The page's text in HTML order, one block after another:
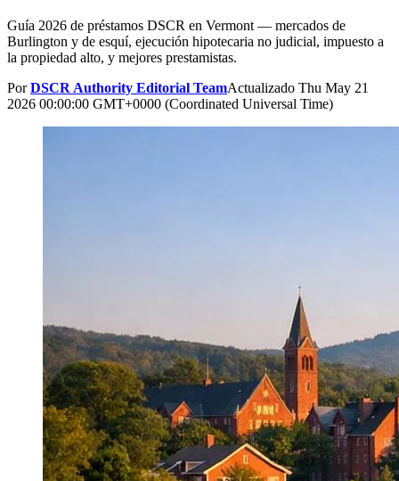
Guía 2026 de préstamos DSCR en Vermont — mercados de
Burlington y de esquí, ejecución hipotecaria no judicial, impuesto a
la propiedad alto, y mejores prestamistas.
PorDSCR Authority Editorial TeamActualizado Thu May 21
2026 00:00:00 GMT+0000 (Coordinated Universal Time)